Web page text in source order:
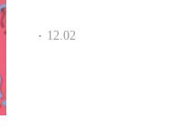
· 12.02